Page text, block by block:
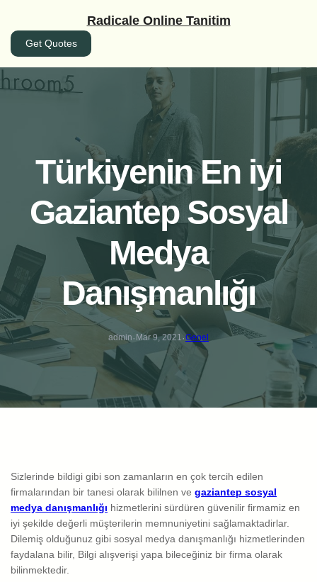
Radicale Online Tanitim
Get Quotes
Türkiyenin En iyi
Gaziantep Sosyal
Medya
Danışmanlığı
admin· Mar 9, 2021·Genel
Sizlerinde bildigi gibi son zamanların en çok tercih edilen
firmalarından bir tanesi olarak bililnen ve gaziantep sosyal
medya danışmanlığı hizmetlerini sürdüren güvenilir firmamiz en
iyi şekilde değerli müşterilerin memnuniyetini sağlamaktadirlar.
Dilemiş olduğunuz gibi sosyal medya danışmanlığı hizmetlerinden
faydalana bilir, Bilgi alışverişi yapa bileceğiniz bir firma olarak
bilinmektedir.